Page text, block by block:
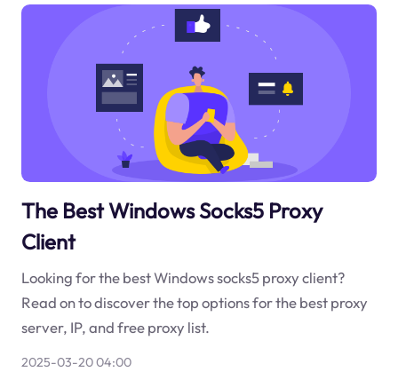
The Best Windows Socks5 Proxy
Client
Looking for the best Windows socks5 proxy client?
Read on to discover the top options for the best proxy
server, IP, and free proxy list.
2025-03-20 04:00